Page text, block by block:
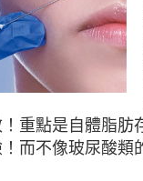
重點是自體脂肪
而不像玻尿酸類